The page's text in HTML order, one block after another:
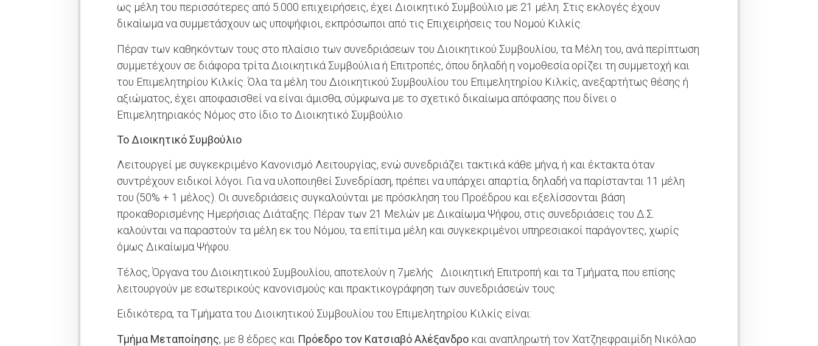
ως μέλη του περισσότερες από 5.000 επιχειρήσεις, έχει Διοικητικό Συμβούλιο με 21 μέλη. Στις εκλογές έχουν
δικαίωμα να συμμετάσχουν ως υποψήφιοι, εκπρόσωποι από τις Επιχειρήσεις του Νομού Κιλκίς.
Πέραν των καθηκόντων τους στο πλαίσιο των συνεδριάσεων του Διοικητικού Συμβουλίου, τα Μέλη του, ανά περίπτωση
συμμετέχουν σε διάφορα τρίτα Διοικητικά Συμβούλια ή Επιτροπές, όπου δηλαδή η νομοθεσία ορίζει τη συμμετοχή και
του Επιμελητηρίου Κιλκίς. Όλα τα μέλη του Διοικητικού Συμβουλίου του Επιμελητηρίου Κιλκίς, ανεξαρτήτως θέσης ή
αξιώματος, έχει αποφασισθεί να είναι άμισθα, σύμφωνα με το σχετικό δικαίωμα απόφασης που δίνει ο
Επιμελητηριακός Νόμος στο ίδιο το Διοικητικό Συμβούλιο.
Το Διοικητικό Συμβούλιο
Λειτουργεί με συγκεκριμένο Κανονισμό Λειτουργίας, ενώ συνεδριάζει τακτικά κάθε μήνα, ή και έκτακτα όταν
συντρέχουν ειδικοί λόγοι. Για να υλοποιηθεί Συνεδρίαση, πρέπει να υπάρχει απαρτία, δηλαδή να παρίστανται 11 μέλη
του (50% + 1 μέλος). Οι συνεδριάσεις συγκαλούνται με πρόσκληση του Προέδρου και εξελίσσονται βάση
προκαθορισμένης Ημερήσιας Διάταξης. Πέραν των 21 Μελών με Δικαίωμα Ψήφου, στις συνεδριάσεις του Δ.Σ.
καλούνται να παραστούν τα μέλη εκ του Νόμου, τα επίτιμα μέλη και συγκεκριμένοι υπηρεσιακοί παράγοντες, χωρίς
όμως Δικαίωμα Ψήφου.
Τέλος, Όργανα του Διοικητικού Συμβουλίου, αποτελούν η 7μελής Διοικητική Επιτροπή και τα Τμήματα, που επίσης
λειτουργούν με εσωτερικούς κανονισμούς και πρακτικογράφηση των συνεδριάσεών τους.
Ειδικότερα, τα Τμήματα του Διοικητικού Συμβουλίου του Επιμελητηρίου Κιλκίς είναι:
Τμήμα Μεταποίησης, με 8 έδρες και Πρόεδρο τον ΚατσιαβόΑλέξανδρο και αναπληρωτή τον Χατζηεφραιμίδη Νικόλαο